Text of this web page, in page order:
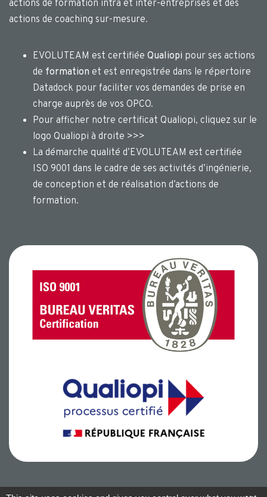
actions de formation intra et inter-entreprises et des
actions de coaching sur-mesure.
EVOLUTEAM est certifiée Qualiopi pour ses actions
de formation et est enregistrée dans le répertoire
Datadock pour faciliter vos demandes de prise en
charge auprès de vos OPCO.
Pour afficher notre certificat Qualiopi, cliquez sur le
logo Qualiopi à droite >>>
La démarche qualité d’EVOLUTEAM est certifiée
ISO 9001 dans le cadre de ses activités d’ingénierie,
de conception et de réalisation d’actions de
formation.